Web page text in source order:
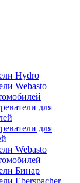
Hydro
Webasto
для
для
Webasto
Бинар
Eberspacher